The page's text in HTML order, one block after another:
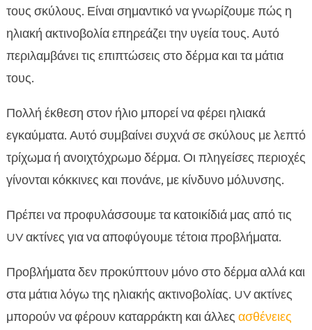
τους σκύλους. Είναι σημαντικό να γνωρίζουμε πώς η
ηλιακή ακτινοβολία επηρεάζει την υγεία τους. Αυτό
περιλαμβάνει τις επιπτώσεις στο δέρμα και τα μάτια
τους.
Πολλή έκθεση στον ήλιο μπορεί να φέρει ηλιακά
εγκαύματα. Αυτό συμβαίνει συχνά σε σκύλους με λεπτό
τρίχωμα ή ανοιχτόχρωμο δέρμα. Οι πληγείσες περιοχές
γίνονται κόκκινες και πονάνε, με κίνδυνο μόλυνσης.
Πρέπει να προφυλάσσουμε τα κατοικίδιά μας από τις
UV ακτίνες για να αποφύγουμε τέτοια προβλήματα.
Προβλήματα δεν προκύπτουν μόνο στο δέρμα αλλά και
στα μάτια λόγω της ηλιακής ακτινοβολίας. UV ακτίνες
μπορούν να φέρουν καταρράκτη και άλλες ασθένειες